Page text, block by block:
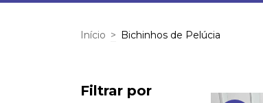
Início > Bichinhos de Pelúcia
Filtrar por